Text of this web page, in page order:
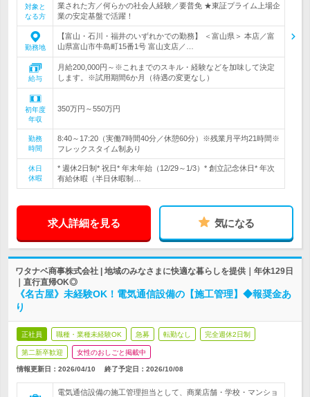
対象と
なる方
業された方／何らかの社会人経験／要普免 ★東証プライム上場企
業の安定基盤で活躍！
勤務地
【富山・石川・福井のいずれかでの勤務】 ＜富山県＞ 本店／富
山県富山市牛島町15番1号 富山支店／…
給与
月給200,000円～※これまでのスキル・経験などを加味して決定
します。※試用期間6か月（待遇の変更なし）
初年度
年収
350万円～550万円
勤務
時間
8:40～17:20（実働7時間40分／休憩60分）※残業月平均21時間※
フレックスタイム制あり
休日
休暇
* 週休2日制* 祝日* 年末年始（12/29～1/3）* 創立記念休日* 年次
有給休暇（半日休暇制…
求人詳細を見る 気になる
ワタナベ商事株式会社 | 地域のみなさまに快適な暮らしを提供｜年休129日
｜直行直帰OK◎
《名古屋》未経験OK！電気通信設備の【施工管理】◆報奨金あ
り
正社員 職種・業種未経験OK 急募 転勤なし 完全週休2日制
第二新卒歓迎 女性のおしごと掲載中
情報更新日：2026/04/10 終了予定日： 2026/10/08
電気通信設備の施工管理担当として、商業店舗・学校・マンショ